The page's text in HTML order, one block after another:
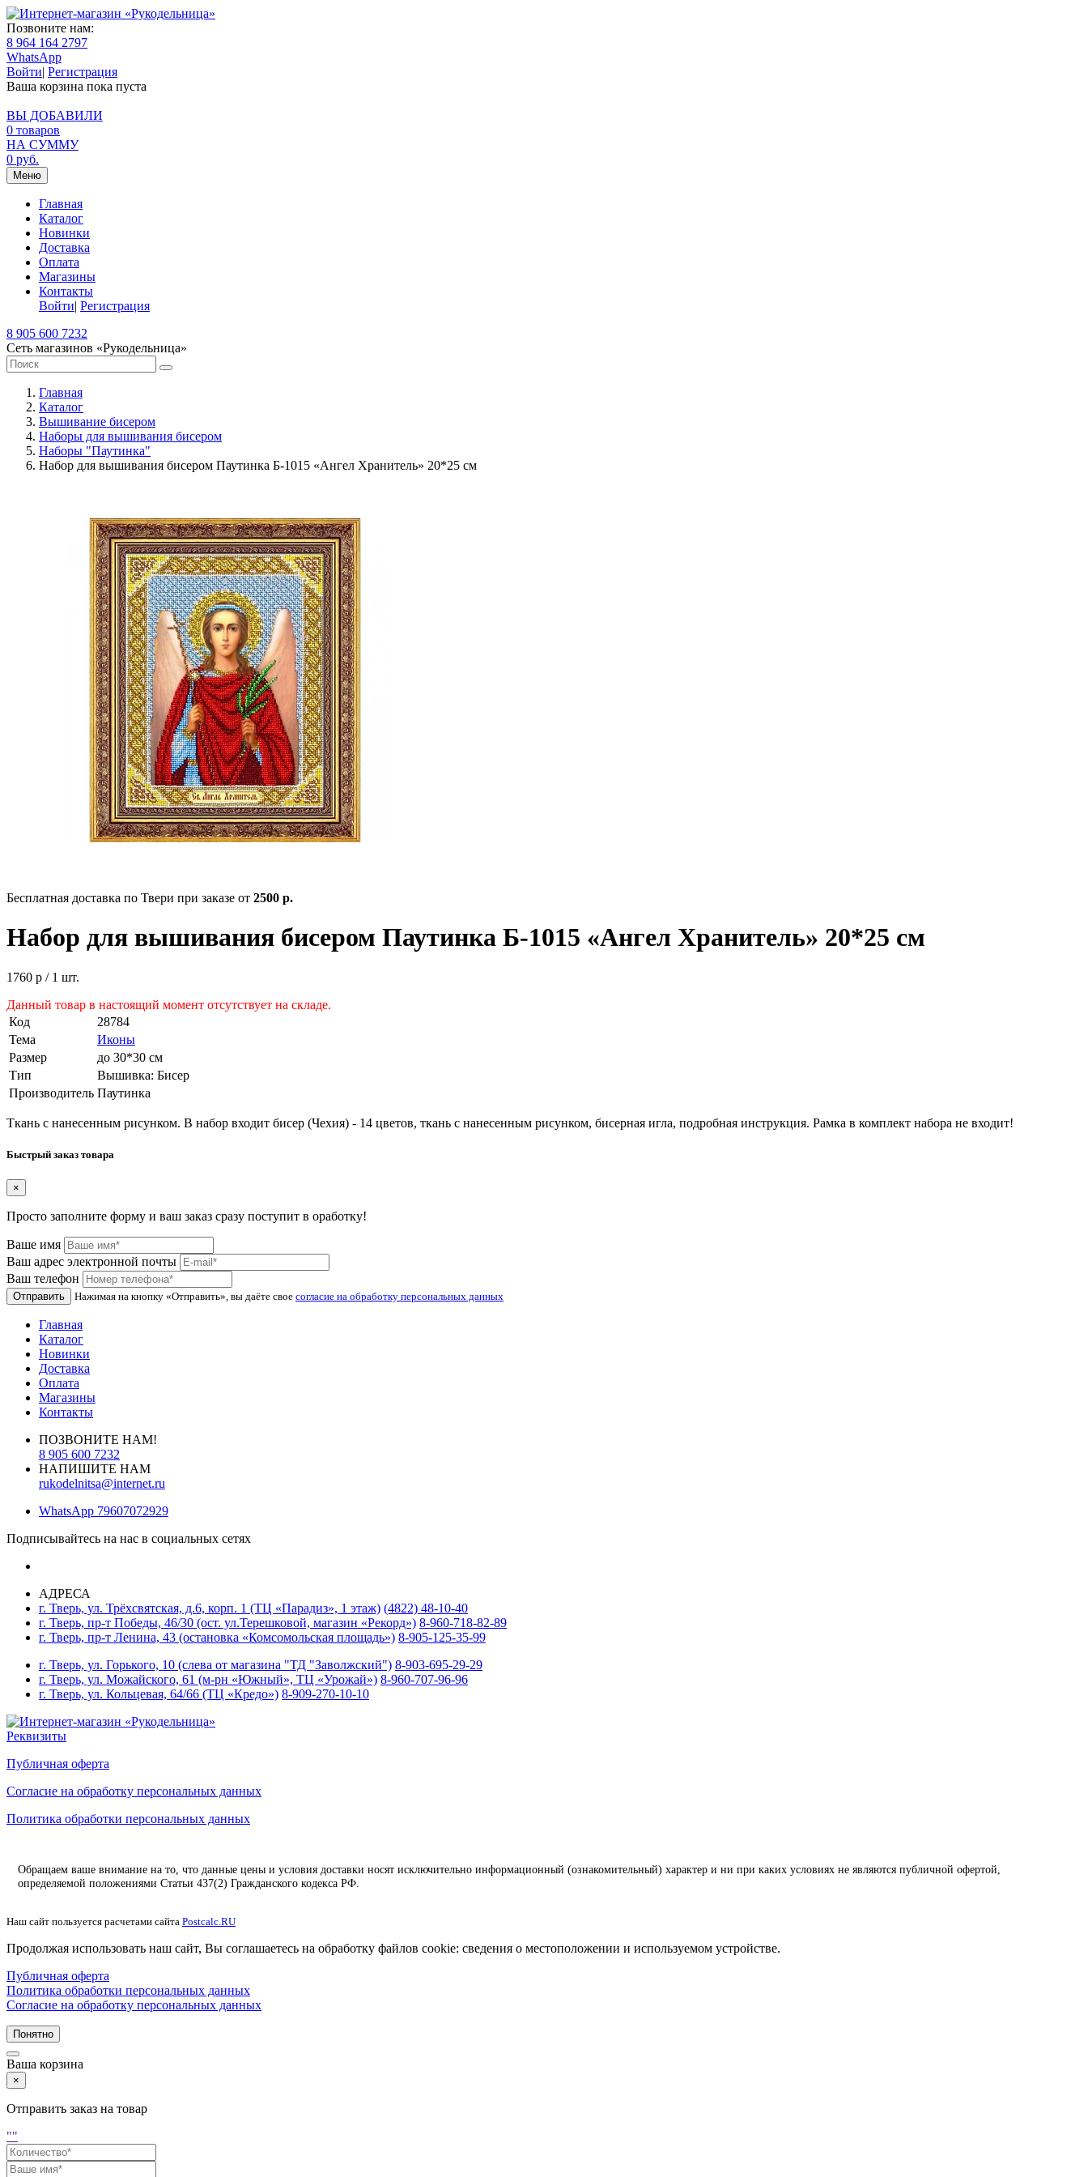
Позвоните нам:
8 964 164 2797
WhatsApp
Войти| Регистрация
Ваша корзина пока пуста
ВЫ ДОБАВИЛИ
0 товаров
НА СУММУ
0 руб.
Меню
Главная
Каталог
Новинки
Доставка
Оплата
Магазины
Контакты
Войти| Регистрация
8 905 600 7232
Сеть магазинов «Рукодельница»
Главная
Каталог
Вышивание бисером
Наборы для вышивания бисером
Наборы "Паутинка"
Набор для вышивания бисером Паутинка Б-1015 «Ангел Хранитель» 20*25 см
Бесплатная доставка по Твери при заказе от 2500 р.
Набор для вышивания бисером Паутинка Б-1015 «Ангел Хранитель» 20*25 см
1760 р / 1 шт.
Данный товар в настоящий момент отсутствует на складе.
Код
28784
Тема
Иконы
Размер
до 30*30 см
Тип
Вышивка: Бисер
Производитель Паутинка
Ткань с нанесенным рисунком. В набор входит бисер (Чехия) - 14 цветов, ткань с нанесенным рисунком, бисерная игла, подробная инструкция. Рамка в комплект набора не входит!
Быстрый заказ товара
×
Просто заполните форму и ваш заказ сразу поступит в оработку!
Ваше имя
Ваш адрес электронной почты
Ваш телефон
Отправить Нажимая на кнопку «Отправить», вы даёте свое согласие на обработку персональных данных
Главная
Каталог
Новинки
Доставка
Оплата
Магазины
Контакты
ПОЗВОНИТЕ НАМ!
8 905 600 7232
НАПИШИТЕ НАМ
rukodelnitsa@internet.ru
WhatsApp 79607072929
Подписывайтесь на нас в социальных сетях
АДРЕСА
г. Тверь, ул. Трёхсвятская, д.6, корп. 1 (ТЦ «Парадиз», 1 этаж) (4822) 48-10-40
г. Тверь, пр-т Победы, 46/30 (ост. ул.Терешковой, магазин «Рекорд») 8-960-718-82-89
г. Тверь, пр-т Ленина, 43 (остановка «Комсомольская площадь») 8-905-125-35-99
г. Тверь, ул. Горького, 10 (слева от магазина "ТД "Заволжский") 8-903-695-29-29
г. Тверь, ул. Можайского, 61 (м-рн «Южный», ТЦ «Урожай») 8-960-707-96-96
г. Тверь, ул. Кольцевая, 64/66 (ТЦ «Кредо») 8-909-270-10-10
Реквизиты
Публичная оферта
Согласие на обработку персональных данных
Политика обработки персональных данных
Обращаем ваше внимание на то, что данные цены и условия доставки носят исключительно информационный (ознакомительный) характер и ни при каких условиях не являются публичной офертой,
определяемой положениями Статьи 437(2) Гражданского кодекса РФ.
Наш сайт пользуется расчетами сайта Postcalc.RU
Продолжая использовать наш сайт, Вы соглашаетесь на обработку файлов cookie: сведения о местоположении и используемом устройстве.
Публичная оферта
Политика обработки персональных данных
Согласие на обработку персональных данных
Понятно
Ваша корзина
×
Отправить заказ на товар
""